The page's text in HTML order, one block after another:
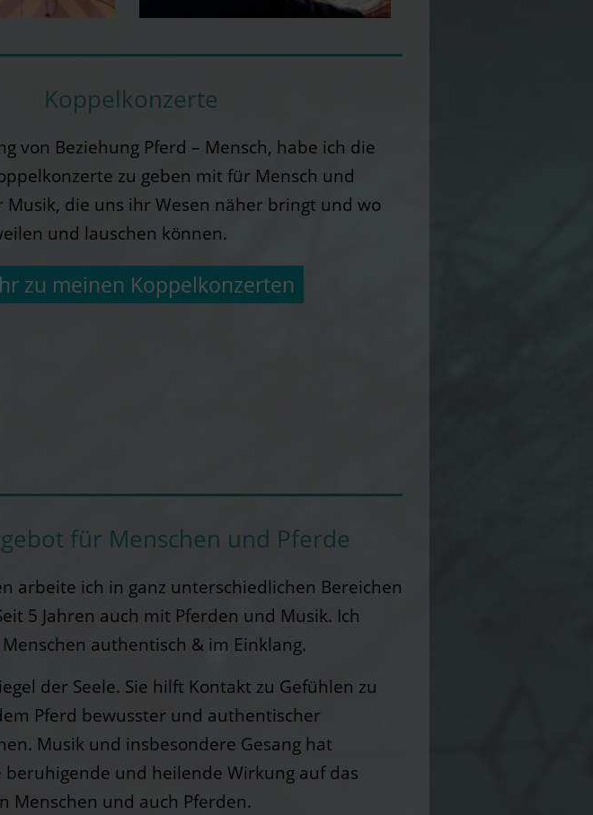
Koppelkonzerte
von Beziehung Pferd – Mensch, habe ich die
zu geben mit für Mensch und
Musik, die uns ihr Wesen näher bringt und wo
und lauschen können.
zu meinen Koppelkonzerten
für Menschen und Pferde
arbeite ich in ganz unterschiedlichen Bereichen
5 Jahren auch mit Pferden und Musik. Ich
authentisch & im Einklang.
der Seele. Sie hilft Kontakt zu Gefühlen zu
Pferd bewusster und authentischer
Musik und insbesondere Gesang hat
beruhigende und heilende Wirkung auf das
Menschen und auch Pferden.